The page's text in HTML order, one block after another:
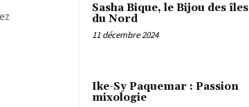
Sasha Bique, le Bijou des îles
du Nord
11 décembre 2024
Ike-Sy Paquemar : Passion
mixologie